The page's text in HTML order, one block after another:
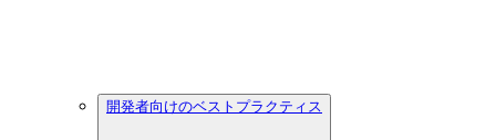
開発者向けのベストプラクティス